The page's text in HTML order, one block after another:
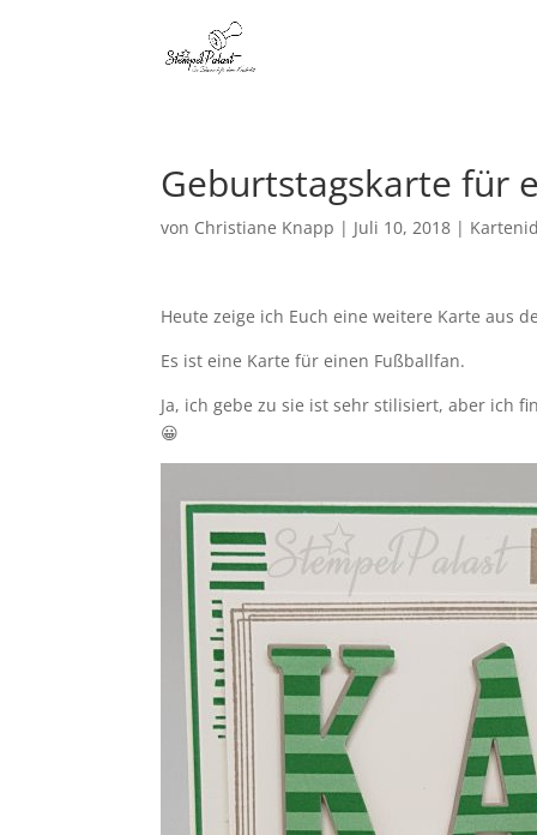
Geburtstagskarte für
von Christiane Knapp | Juli 10, 2018 |
Heute zeige ich Euch eine weitere Karte aus
Es ist eine Karte für einen Fußballfan.
Ja, ich gebe zu sie ist sehr stilisiert, aber ich
😀